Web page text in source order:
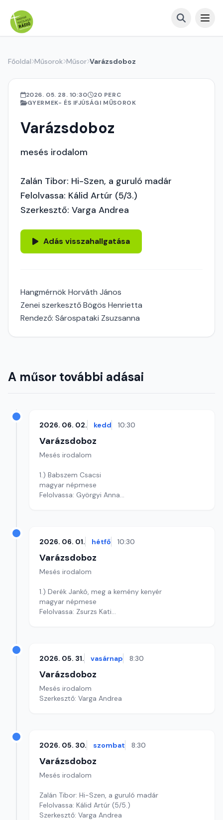
Főoldal Műsorok Műsor Varázsdoboz
2026. 05. 28. 10:30
20 PERC
GYERMEK- ÉS IFJÚSÁGI MŰSOROK
Varázsdoboz
mesés irodalom
Zalán Tibor: Hi-Szen, a guruló madár
Felolvassa: Kálid Artúr (5/3.)
Szerkesztő: Varga Andrea
Adás visszahallgatása
Hangmérnök Horváth János
Zenei szerkesztő Bögös Henrietta
Rendező: Sárospataki Zsuzsanna
A műsor további adásai
2026. 06. 02. kedd 10:30
Varázsdoboz
Mesés irodalom
1.) Babszem Csacsi
magyar népmese
Felolvassa: Györgyi Anna
2026. 06. 01. hétfő 10:30
Varázsdoboz
Mesés irodalom
1.) Derék Jankó, meg a kemény kenyér
magyar népmese
Felolvassa: Zsurzs Kati
2026. 05. 31. vasárnap 8:30
Varázsdoboz
Mesés irodalom
Szerkesztő: Varga Andrea
2026. 05. 30. szombat 8:30
Varázsdoboz
Mesés irodalom
Zalán Tibor: Hi-Szen, a guruló madár
Felolvassa: Kálid Artúr (5/5.)
Szerkesztő: Varga Andrea